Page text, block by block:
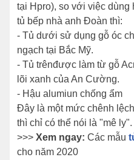
tại Hpro), so với việc dùng
tủ bếp nhà anh Đoàn thì:
- Tủ dưới sử dụng gỗ óc
ngạch tại Bắc Mỹ.
- Tủ trênđược làm từ gỗ
lõi xanh của An Cường.
- Hậu alumiun chống ẩm
Đây là một mức chênh
thì chỉ có thể nói là "mê ly".
>>> Xem ngay: Các mẫu
cho năm 2020